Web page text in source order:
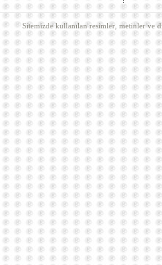
Sitemizde kullanılan resimler, metinler ve